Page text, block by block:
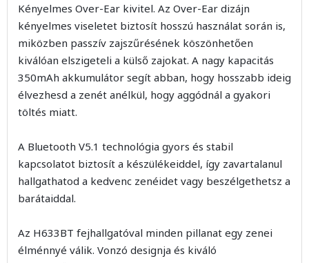
Kényelmes Over-Ear kivitel. Az Over-Ear dizájn
kényelmes viseletet biztosít hosszú használat során is,
miközben passzív zajszűrésének köszönhetően
kiválóan elszigeteli a külső zajokat. A nagy kapacitás
350mAh akkumulátor segít abban, hogy hosszabb ideig
élvezhesd a zenét anélkül, hogy aggódnál a gyakori
töltés miatt.
A Bluetooth V5.1 technológia gyors és stabil
kapcsolatot biztosít a készülékeiddel, így zavartalanul
hallgathatod a kedvenc zenéidet vagy beszélgethetsz a
barátaiddal.
Az H633BT fejhallgatóval minden pillanat egy zenei
élménnyé válik. Vonzó designja és kiváló